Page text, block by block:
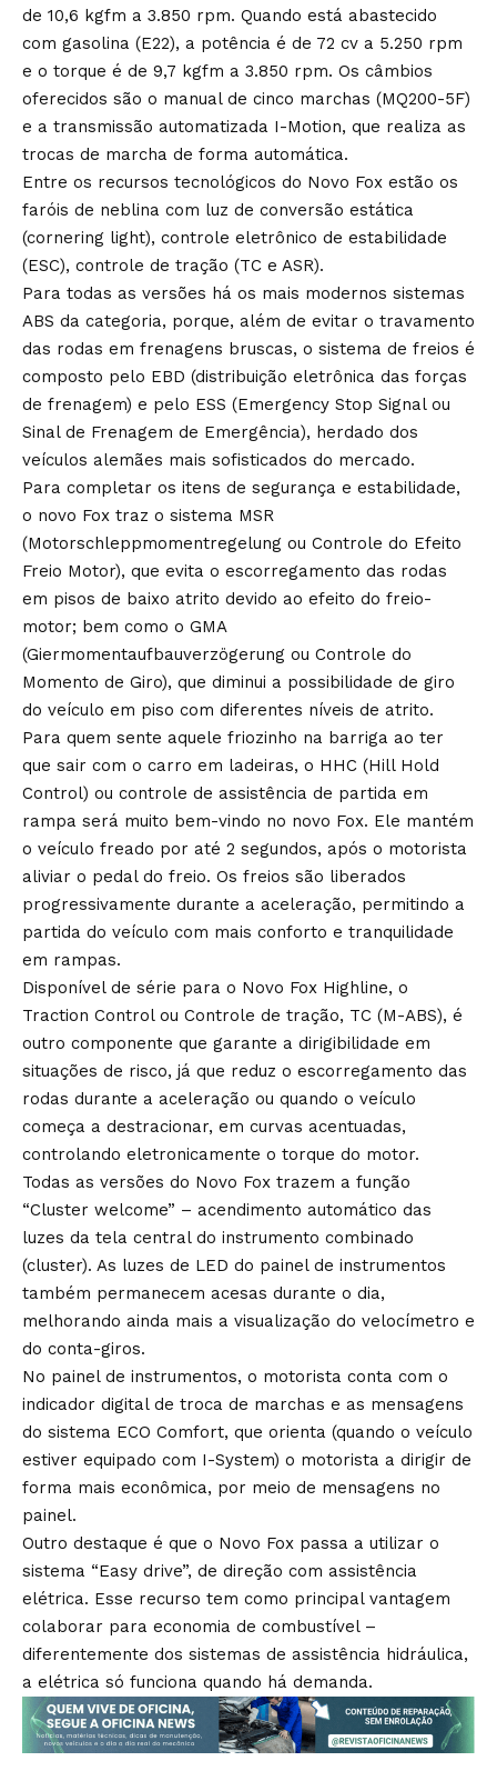
de 10,6 kgfm a 3.850 rpm. Quando está abastecido
com gasolina (E22), a potência é de 72 cv a 5.250 rpm
e o torque é de 9,7 kgfm a 3.850 rpm. Os câmbios
oferecidos são o manual de cinco marchas (MQ200-5F)
e a transmissão automatizada I-Motion, que realiza as
trocas de marcha de forma automática.
Entre os recursos tecnológicos do Novo Fox estão os
faróis de neblina com luz de conversão estática
(cornering light), controle eletrônico de estabilidade
(ESC), controle de tração (TC e ASR).
Para todas as versões há os mais modernos sistemas
ABS da categoria, porque, além de evitar o travamento
das rodas em frenagens bruscas, o sistema de freios é
composto pelo EBD (distribuição eletrônica das forças
de frenagem) e pelo ESS (Emergency Stop Signal ou
Sinal de Frenagem de Emergência), herdado dos
veículos alemães mais sofisticados do mercado.
Para completar os itens de segurança e estabilidade,
o novo Fox traz o sistema MSR
(Motorschleppmomentregelung ou Controle do Efeito
Freio Motor), que evita o escorregamento das rodas
em pisos de baixo atrito devido ao efeito do freio-
motor; bem como o GMA
(Giermomentaufbauverzögerung ou Controle do
Momento de Giro), que diminui a possibilidade de giro
do veículo em piso com diferentes níveis de atrito.
Para quem sente aquele friozinho na barriga ao ter
que sair com o carro em ladeiras, o HHC (Hill Hold
Control) ou controle de assistência de partida em
rampa será muito bem-vindo no novo Fox. Ele mantém
o veículo freado por até 2 segundos, após o motorista
aliviar o pedal do freio. Os freios são liberados
progressivamente durante a aceleração, permitindo a
partida do veículo com mais conforto e tranquilidade
em rampas.
Disponível de série para o Novo Fox Highline, o
Traction Control ou Controle de tração, TC (M-ABS), é
outro componente que garante a dirigibilidade em
situações de risco, já que reduz o escorregamento das
rodas durante a aceleração ou quando o veículo
começa a destracionar, em curvas acentuadas,
controlando eletronicamente o torque do motor.
Todas as versões do Novo Fox trazem a função
“Cluster welcome” – acendimento automático das
luzes da tela central do instrumento combinado
(cluster). As luzes de LED do painel de instrumentos
também permanecem acesas durante o dia,
melhorando ainda mais a visualização do velocímetro e
do conta-giros.
No painel de instrumentos, o motorista conta com o
indicador digital de troca de marchas e as mensagens
do sistema ECO Comfort, que orienta (quando o veículo
estiver equipado com I-System) o motorista a dirigir de
forma mais econômica, por meio de mensagens no
painel.
Outro destaque é que o Novo Fox passa a utilizar o
sistema “Easy drive”, de direção com assistência
elétrica. Esse recurso tem como principal vantagem
colaborar para economia de combustível –
diferentemente dos sistemas de assistência hidráulica,
a elétrica só funciona quando há demanda.